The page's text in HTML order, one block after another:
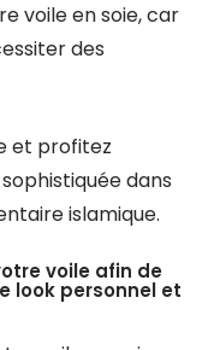
voile en soie, car
des
et profitez
dans
islamique.
voile afin de
look personnel et